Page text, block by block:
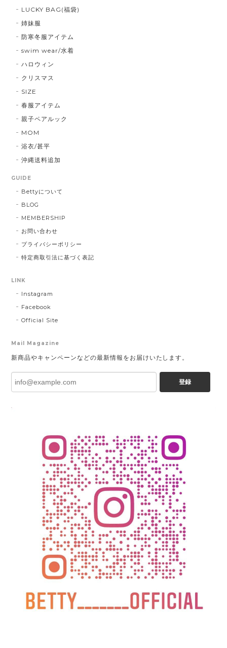
LUCKY BAG(福袋)
姉妹服
防寒冬服アイテム
swim wear/水着
ハロウィン
クリスマス
SIZE
春服アイテム
親子ペアルック
MOM
浴衣/甚平
沖縄送料追加
GUIDE
Bettyについて
BLOG
MEMBERSHIP
お問い合わせ
プライバシーポリシー
特定商取引法に基づく表記
LINK
Instagram
Facebook
Official Site
Mail Magazine
新商品やキャンペーンなどの最新情報をお届けいたします。
登録